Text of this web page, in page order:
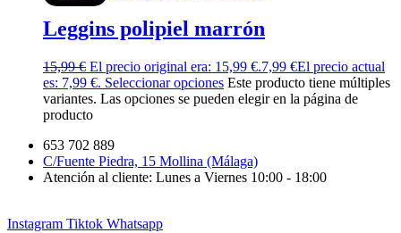
Leggins polipiel marrón
15,99€ El precio original era: 15,99 €.7,99 €El precio actual
es: 7,99 €. Seleccionar opciones Este producto tiene múltiples
variantes. Las opciones se pueden elegir en la página de
producto
653 702 889
C/Fuente Piedra, 15 Mollina (Málaga)
Atención al cliente: Lunes a Viernes 10:00 - 18:00
Instagram Tiktok Whatsapp